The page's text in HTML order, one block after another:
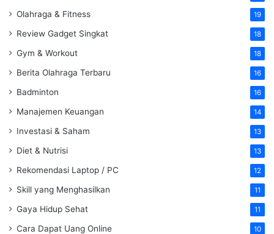
Olahraga & Fitness 19
Review Gadget Singkat 18
Gym & Workout 18
Berita Olahraga Terbaru 16
Badminton 16
Manajemen Keuangan 14
Investasi & Saham 13
Diet & Nutrisi 13
Rekomendasi Laptop / PC 12
Skill yang Menghasilkan 11
Gaya Hidup Sehat 11
Cara Dapat Uang Online 10